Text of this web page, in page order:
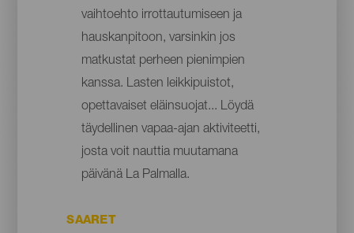
vaihtoehto irrottautumiseen ja
hauskanpitoon, varsinkin jos
matkustat perheen pienimpien
kanssa. Lasten leikkipuistot,
opettavaiset eläinsuojat... Löydä
täydellinen vapaa-ajan aktiviteetti,
josta voit nauttia muutamana
päivänä La Palmalla.
SAARET